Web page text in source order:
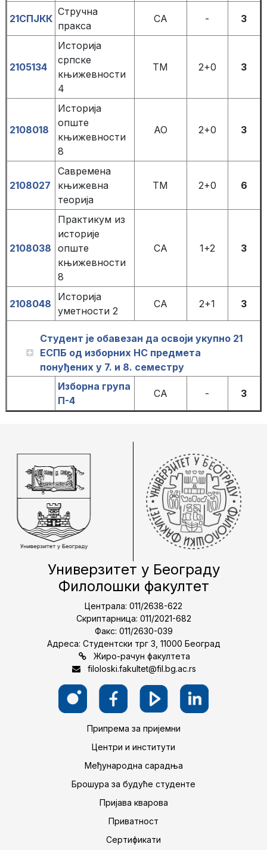
21СПЈКК
Стручна
пракса
СА - 3
2105134
Историја
српске
књижевности
4
ТМ 2+0 3
2108018
Историја
опште
књижевности
8
АО 2+0 3
2108027
Савременa
књижевнa
теоријa
ТМ 2+0 6
2108038
Практикум из
историје
опште
књижевности
8
СА 1+2 3
2108048
Историја
уметности 2
СА 2+1 3
Студент је обавезан да освоји укупно 21
ЕСПБ од изборних НС предмета
понуђених у 7. и 8. семестру
Изборна група
П-4
СА - 3
Универзитет у Београду
Филолошки факултет
Централа: 011/2638-622
Скриптарница: 011/2021-682
Факс: 011/2630-039
Адреса: Студентски трг 3, 11000 Београд
Жиро-рачун факултета
filoloski.fakultet@fil.bg.ac.rs
Припрема за пријемни
Центри и институти
Међународна сарадња
Брошура за будуће студенте
Пријава кварова
Приватност
Сертификати